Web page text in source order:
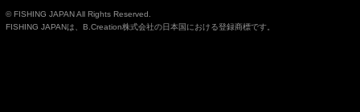
© FISHING JAPAN All Rights Reserved.
FISHING JAPANは、B.Creation株式会社の日本国における登録商標です。